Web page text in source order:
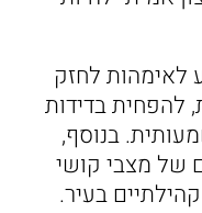
לאימהות לחזק
להפחית בדידות
בנוסף,
של מצבי קושי
בעיר.